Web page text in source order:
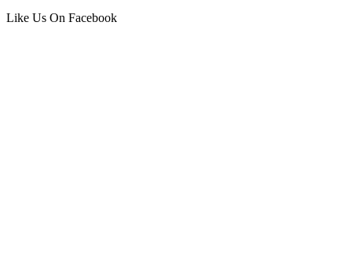
Like Us On Facebook